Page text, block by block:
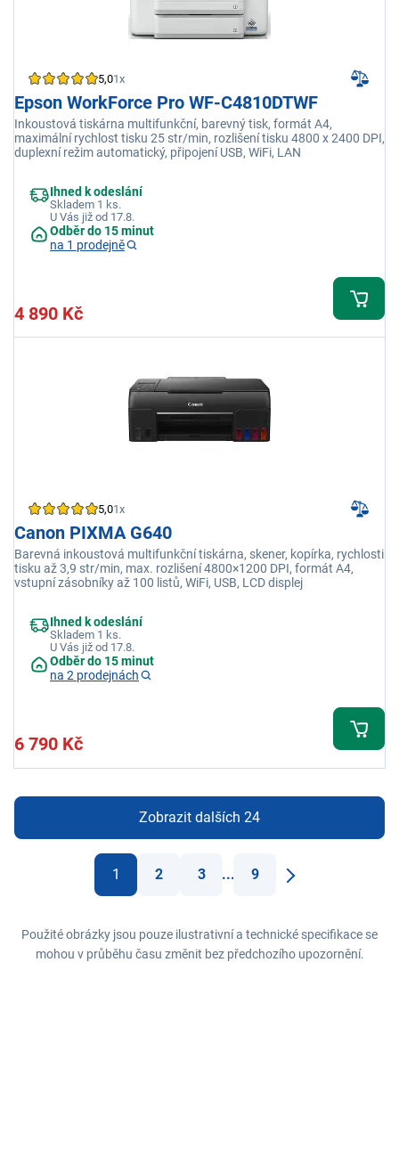
5,01x
Epson WorkForce Pro WF-C4810DTWF
Inkoustová tiskárna multifunkční, barevný tisk, formát A4,
maximální rychlost tisku 25 str/min, rozlišení tisku 4800 x 2400 DPI,
duplexní režim automatický, připojení USB, WiFi, LAN
Ihned k odeslání
Skladem 1 ks.
U Vás již od 17.8.
Odběr do 15 minut
na 1 prodejně
4 890 Kč
5,01x
Canon PIXMA G640
Barevná inkoustová multifunkční tiskárna, skener, kopírka, rychlosti
tisku až 3,9 str/min, max. rozlišení 4800×1200 DPI, formát A4,
vstupní zásobníky až 100 listů, WiFi, USB, LCD displej
Ihned k odeslání
Skladem 1 ks.
U Vás již od 17.8.
Odběr do 15 minut
na 2 prodejnách
6 790 Kč
Zobrazit dalších 24
1 2 3 ...
9
Použité obrázky jsou pouze ilustrativní a technické specifikace se
mohou v průběhu času změnit bez předchozího upozornění.